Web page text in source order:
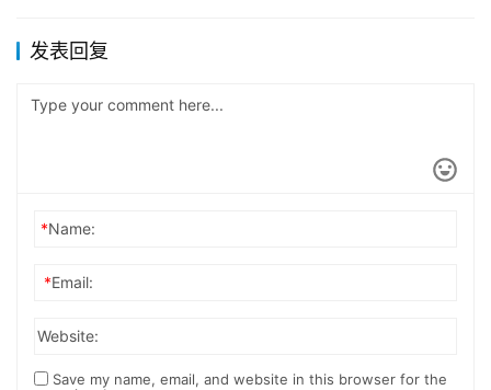
发表回复
*Name:
*Email:
Website:
Save my name, email, and website in this browser for the